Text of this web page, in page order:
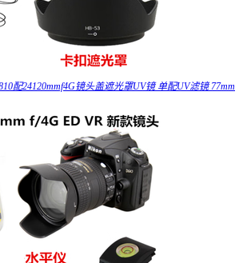
配24120mmf4G镜头盖遮光罩UV镜 单配UV滤镜 77mm